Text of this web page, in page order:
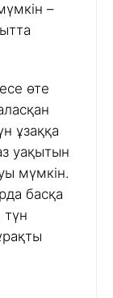
–
өте
ұзаққа
уақытын
мүмкін.
басқа